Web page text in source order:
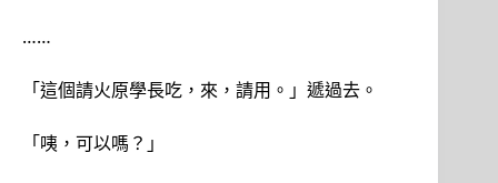
……
「這個請火原學長吃，來，請用。」遞過去。
「咦，可以嗎？」